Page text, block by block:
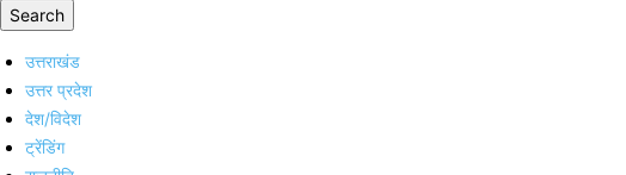
Search
उत्तराखंड
उत्तर प्रदेश
देश/विदेश
ट्रेंडिंग